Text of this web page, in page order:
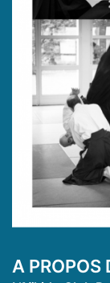
A PROPOS